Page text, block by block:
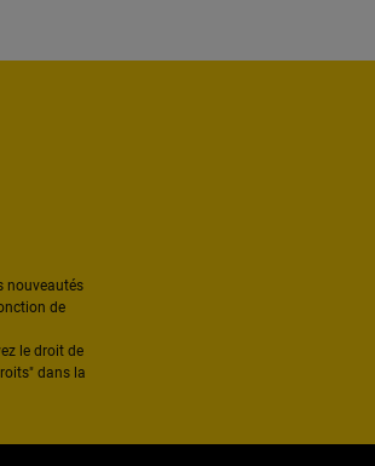
nouveautés
de
le droit de
dans la